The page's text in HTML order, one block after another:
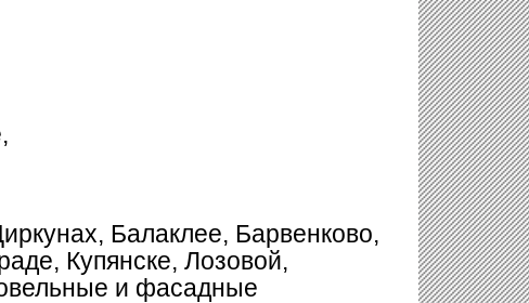
Балаклее, Барвенково,
Купянске, Лозовой,
и фасадные